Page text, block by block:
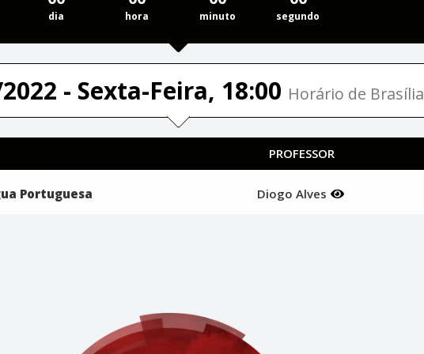
dia hora minuto segundo
- Sexta-Feira, 18:00 Horário de Brasília
PROFESSOR
Portuguesa Diogo Alves